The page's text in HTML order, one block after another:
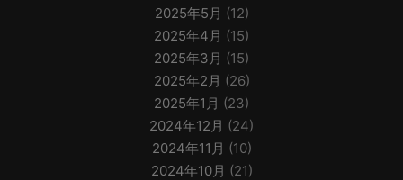
2025年5月 (12)
2025年4月 (15)
2025年3月 (15)
2025年2月 (26)
2025年1月 (23)
2024年12月 (24)
2024年11月 (10)
2024年10月 (21)